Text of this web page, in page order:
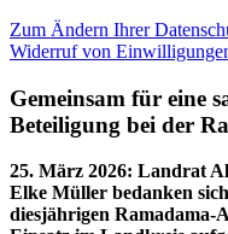
Zum Ändern Ihrer
Widerruf von
Gemeinsam für eine
Beteiligung bei der
25. März 2026: Landrat
Elke Müller bedanken
diesjährigen Ramadama-